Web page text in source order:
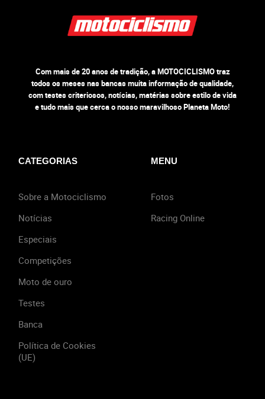
Com mais de 20 anos de tradição, a MOTOCICLISMO traz
todos os meses nas bancas muita informação de qualidade,
com testes criteriosos, notícias, matérias sobre estilo de vida
e tudo mais que cerca o nosso maravilhoso Planeta Moto!
CATEGORIAS
Sobre a Motociclismo
Notícias
Especiais
Competições
Moto de ouro
Testes
Banca
Política de Cookies
(UE)
MENU
Fotos
Racing Online